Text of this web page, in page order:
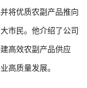
将优质农副产品推向
市民。他介绍了公司
高效农副产品供应
高质量发展。